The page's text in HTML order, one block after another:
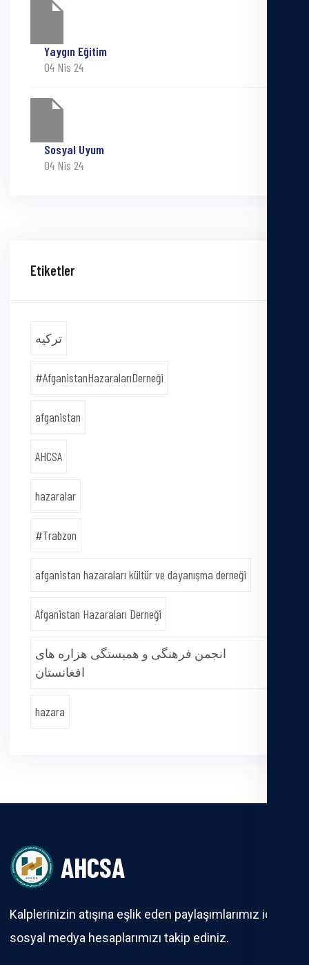
Yaygın Eğitim
04 Nis 24
Sosyal Uyum
04 Nis 24
Etiketler
ترکیه
#AfganistanHazaralarıDerneği
afganistan
AHCSA
hazaralar
#Trabzon
afganistan hazaraları kültür ve dayanışma derneği
Afganistan Hazaraları Derneği
انجمن فرهنگی و همبستگی هزاره های
افغانستان
hazara
AHCSA
Kalplerinizin atışına eşlik eden paylaşımlarımız için
sosyal medya hesaplarımızı takip ediniz.